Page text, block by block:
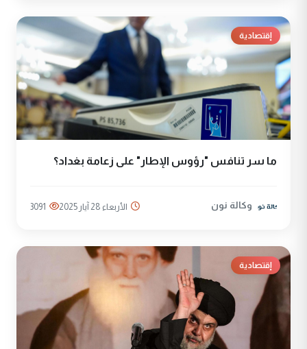
إقتصادية
ما سر تنافس "رؤوس الإطار" على زعامة بغداد؟
وكالة نون الأربعاء 28 آيار 2025 3091
إقتصادية